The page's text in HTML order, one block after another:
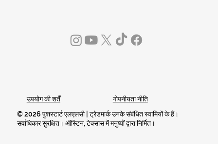
गोपनीयता नीति
उपयोग की शर्तें
© 2026 पुशस्टार्ट एलएलसी | ट्रेडमार्क उनके संबंधित स्वामियों के हैं।
सर्वाधिकार सुरक्षित। ऑस्टिन, टेक्सास में मनुष्यों द्वारा निर्मित।